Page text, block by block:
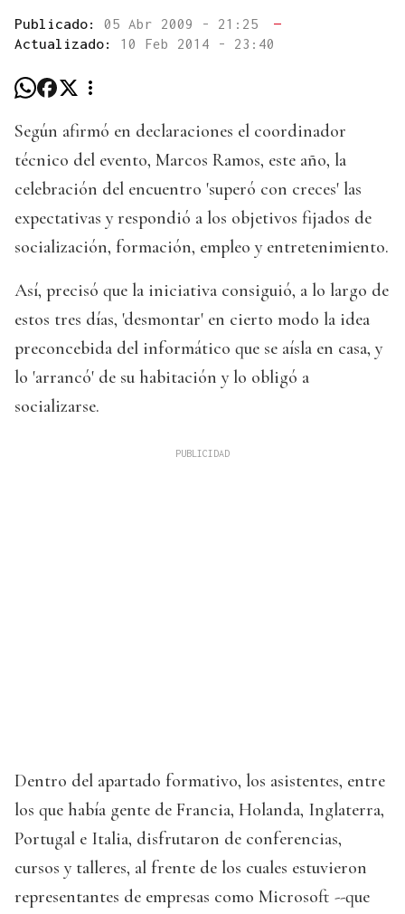
Publicado: 05 Abr 2009 - 21:25
—
Actualizado: 10 Feb 2014 - 23:40
Según afirmó en declaraciones el coordinador
técnico del evento, Marcos Ramos, este año, la
celebración del encuentro 'superó con creces' las
expectativas y respondió a los objetivos fijados de
socialización, formación, empleo y entretenimiento.
Así, precisó que la iniciativa consiguió, a lo largo de
estos tres días, 'desmontar' en cierto modo la idea
preconcebida del informático que se aísla en casa, y
lo 'arrancó' de su habitación y lo obligó a
socializarse.
Dentro del apartado formativo, los asistentes, entre
los que había gente de Francia, Holanda, Inglaterra,
Portugal e Italia, disfrutaron de conferencias,
cursos y talleres, al frente de los cuales estuvieron
representantes de empresas como Microsoft --que